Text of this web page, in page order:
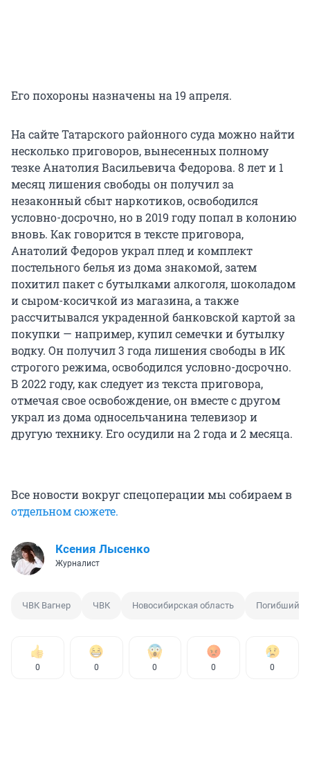
Его похороны назначены на 19 апреля.
На сайте Татарского районного суда можно найти
несколько приговоров, вынесенных полному
тезке Анатолия Васильевича Федорова. 8 лет и 1
месяц лишения свободы он получил за
незаконный сбыт наркотиков, освободился
условно-досрочно, но в 2019 году попал в колонию
вновь. Как говорится в тексте приговора,
Анатолий Федоров украл плед и комплект
постельного белья из дома знакомой, затем
похитил пакет с бутылками алкоголя, шоколадом
и сыром-косичкой из магазина, а также
рассчитывался украденной банковской картой за
покупки — например, купил семечки и бутылку
водку. Он получил 3 года лишения свободы в ИК
строгого режима, освободился условно-досрочно.
В 2022 году, как следует из текста приговора,
отмечая свое освобождение, он вместе с другом
украл из дома односельчанина телевизор и
другую технику. Его осудили на 2 года и 2 месяца.
Все новости вокруг спецоперации мы собираем в
отдельном сюжете.
Ксения Лысенко
Журналист
ЧВК Вагнер ЧВК Новосибирская область Погибший
0 0 0 0 0